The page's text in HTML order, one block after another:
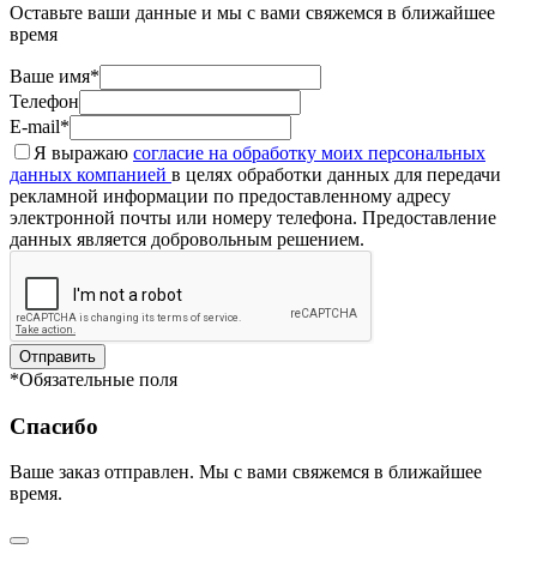
Оставьте ваши данные и мы с вами свяжемся в ближайшее
время
Ваше имя*
Телефон
E-mail*
Я выражаю согласие на обработку моих персональных
данных компанией в целях обработки данных для передачи
рекламной информации по предоставленному адресу
электронной почты или номеру телефона. Предоставление
данных является добровольным решением.
Отправить
*Обязательные поля
Спасибо
Ваше заказ отправлен. Мы с вами свяжемся в ближайшее
время.